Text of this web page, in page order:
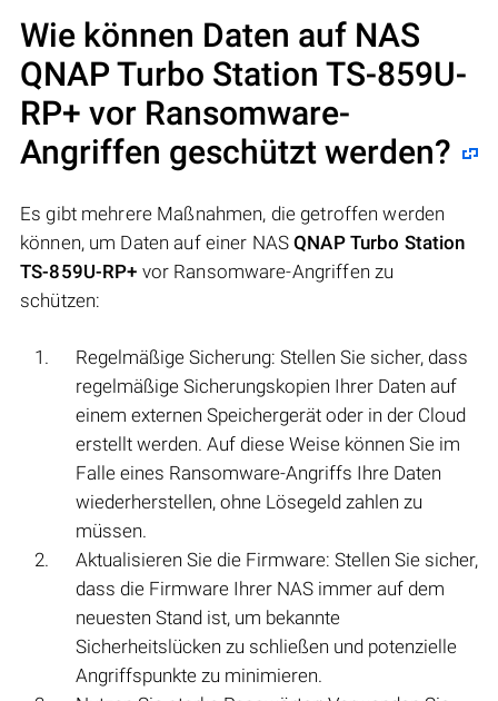
Wie können Daten auf NAS
QNAP Turbo Station TS-859U-
RP+ vor Ransomware-
Angriffen geschützt werden?
Es gibt mehrere Maßnahmen, die getroffen werden
können, um Daten auf einer NASQNAP Turbo Station
TS-859U-RP+ vor Ransomware-Angriffen zu
schützen:
Regelmäßige Sicherung: Stellen Sie sicher, dass
regelmäßige Sicherungskopien Ihrer Daten auf
einem externen Speichergerät oder in der Cloud
erstellt werden. Auf diese Weise können Sie im
Falle eines Ransomware-Angriffs Ihre Daten
wiederherstellen, ohne Lösegeld zahlen zu
müssen.
Aktualisieren Sie die Firmware: Stellen Sie sicher,
dass die Firmware Ihrer NAS immer auf dem
neuesten Stand ist, um bekannte
Sicherheitslücken zu schließen und potenzielle
Angriffspunkte zu minimieren.